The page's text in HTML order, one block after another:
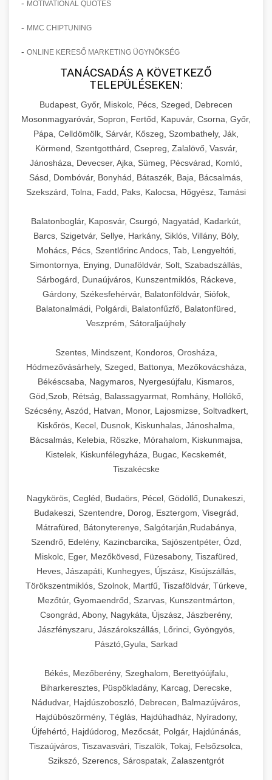
- MOTIVATIONAL QUOTES
- MMC CHIPTUNING
- ONLINE KERESŐ MARKETING ÜGYNÖKSÉG
TANÁCSADÁS A KÖVETKEZŐ
TELEPÜLÉSEKEN:
Budapest, Győr, Miskolc, Pécs, Szeged, Debrecen
Mosonmagyaróvár, Sopron, Fertőd, Kapuvár, Csorna, Győr,
Pápa, Celldömölk, Sárvár, Kőszeg, Szombathely, Ják,
Körmend, Szentgotthárd, Csepreg, Zalalövő, Vasvár,
Jánosháza, Devecser, Ajka, Sümeg, Pécsvárad, Komló,
Sásd, Dombóvár, Bonyhád, Bátaszék, Baja, Bácsalmás,
Szekszárd, Tolna, Fadd, Paks, Kalocsa, Hőgyész, Tamási
Balatonboglár, Kaposvár, Csurgó, Nagyatád, Kadarkút,
Barcs, Szigetvár, Sellye, Harkány, Siklós, Villány, Bóly,
Mohács, Pécs, Szentlőrinc Andocs, Tab, Lengyeltóti,
Simontornya, Enying, Dunaföldvár, Solt, Szabadszállás,
Sárbogárd, Dunaújváros, Kunszentmiklós, Ráckeve,
Gárdony, Székesfehérvár, Balatonföldvár, Siófok,
Balatonalmádi, Polgárdi, Balatonfűzfő, Balatonfüred,
Veszprém, Sátoraljaújhely
Szentes, Mindszent, Kondoros, Orosháza,
Hódmezővásárhely, Szeged, Battonya, Mezőkovácsháza,
Békéscsaba, Nagymaros, Nyergesújfalu, Kismaros,
Göd,Szob, Rétság, Balassagyarmat, Romhány, Hollókő,
Szécsény, Aszód, Hatvan, Monor, Lajosmizse, Soltvadkert,
Kiskőrös, Kecel, Dusnok, Kiskunhalas, Jánoshalma,
Bácsalmás, Kelebia, Röszke, Mórahalom, Kiskunmajsa,
Kistelek, Kiskunfélegyháza, Bugac, Kecskemét,
Tiszakécske
Nagykörös, Cegléd, Budaörs, Pécel, Gödöllő, Dunakeszi,
Budakeszi, Szentendre, Dorog, Esztergom, Visegrád,
Mátrafüred, Bátonyterenye, Salgótarján,Rudabánya,
Szendrő, Edelény, Kazincbarcika, Sajószentpéter, Ózd,
Miskolc, Eger, Mezőkövesd, Füzesabony, Tiszafüred,
Heves, Jászapáti, Kunhegyes, Újszász, Kisújszállás,
Törökszentmiklós, Szolnok, Martfű, Tiszaföldvár, Túrkeve,
Mezőtúr, Gyomaendrőd, Szarvas, Kunszentmárton,
Csongrád, Abony, Nagykáta, Újszász, Jászberény,
Jászfényszaru, Jászárokszállás, Lőrinci, Gyöngyös,
Pásztó,Gyula, Sarkad
Békés, Mezőberény, Szeghalom, Berettyóújfalu,
Biharkeresztes, Püspökladány, Karcag, Derecske,
Nádudvar, Hajdúszoboszló, Debrecen, Balmazújváros,
Hajdúböszörmény, Téglás, Hajdúhadház, Nyíradony,
Újfehértó, Hajdúdorog, Mezőcsát, Polgár, Hajdúnánás,
Tiszaújváros, Tiszavasvári, Tiszalök, Tokaj, Felsőzsolca,
Szikszó, Szerencs, Sárospatak, Zalaszentgrót